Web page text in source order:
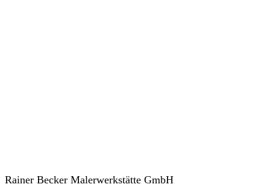
Rainer Becker Malerwerkstätte GmbH